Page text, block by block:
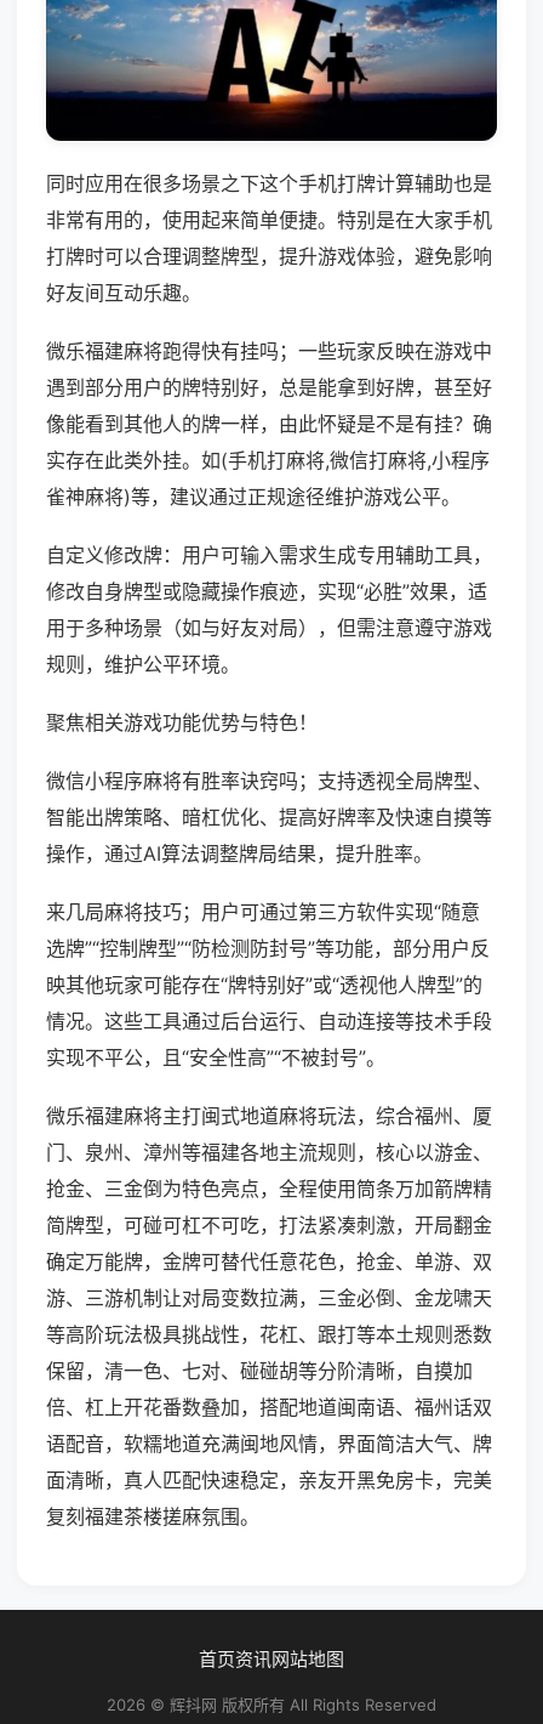
同时应用在很多场景之下这个手机打牌计算辅助也是
非常有用的，使用起来简单便捷。特别是在大家手机
打牌时可以合理调整牌型，提升游戏体验，避免影响
好友间互动乐趣。
微乐福建麻将跑得快有挂吗；一些玩家反映在游戏中
遇到部分用户的牌特别好，总是能拿到好牌，甚至好
像能看到其他人的牌一样，由此怀疑是不是有挂？确
实存在此类外挂。如(手机打麻将,微信打麻将,小程序
雀神麻将)等，建议通过正规途径维护游戏公平。
自定义修改牌：用户可输入需求生成专用辅助工具，
修改自身牌型或隐藏操作痕迹，实现“必胜”效果，适
用于多种场景（如与好友对局），但需注意遵守游戏
规则，维护公平环境。
聚焦相关游戏功能优势与特色！
微信小程序麻将有胜率诀窍吗；支持透视全局牌型、
智能出牌策略、暗杠优化、提高好牌率及快速自摸等
操作，通过AI算法调整牌局结果，提升胜率。
来几局麻将技巧；用户可通过第三方软件实现“随意
选牌”“控制牌型”“防检测防封号”等功能，部分用户反
映其他玩家可能存在“牌特别好”或“透视他人牌型”的
情况。这些工具通过后台运行、自动连接等技术手段
实现不平公，且“安全性高”“不被封号”。
微乐福建麻将主打闽式地道麻将玩法，综合福州、厦
门、泉州、漳州等福建各地主流规则，核心以游金、
抢金、三金倒为特色亮点，全程使用筒条万加箭牌精
简牌型，可碰可杠不可吃，打法紧凑刺激，开局翻金
确定万能牌，金牌可替代任意花色，抢金、单游、双
游、三游机制让对局变数拉满，三金必倒、金龙啸天
等高阶玩法极具挑战性，花杠、跟打等本土规则悉数
保留，清一色、七对、碰碰胡等分阶清晰，自摸加
倍、杠上开花番数叠加，搭配地道闽南语、福州话双
语配音，软糯地道充满闽地风情，界面简洁大气、牌
面清晰，真人匹配快速稳定，亲友开黑免房卡，完美
复刻福建茶楼搓麻氛围。
首页资讯网站地图
2026 © 辉抖网 版权所有 All Rights Reserved